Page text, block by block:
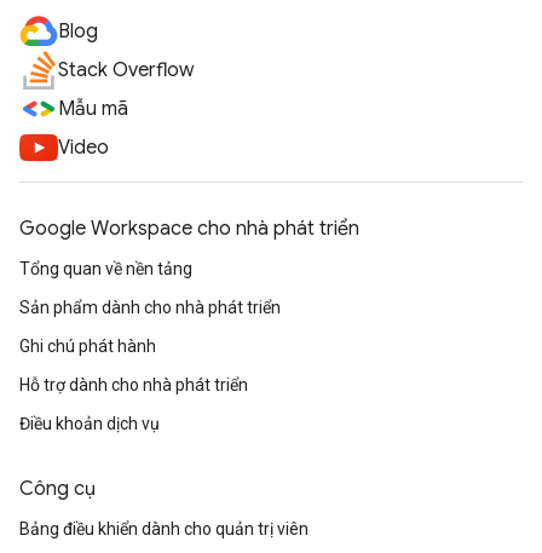
Blog
Stack Overflow
Mẫu mã
Video
Google Workspace cho nhà phát triển
Tổng quan về nền tảng
Sản phẩm dành cho nhà phát triển
Ghi chú phát hành
Hỗ trợ dành cho nhà phát triển
Điều khoản dịch vụ
Công cụ
Bảng điều khiển dành cho quản trị viên